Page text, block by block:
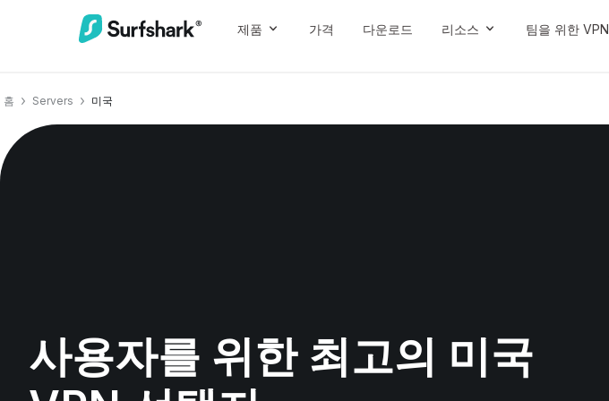
제품 가격 다운로드 리소스 팀을 위한 VPN
홈 Servers 미국
사용자를 위한 최고의 미국